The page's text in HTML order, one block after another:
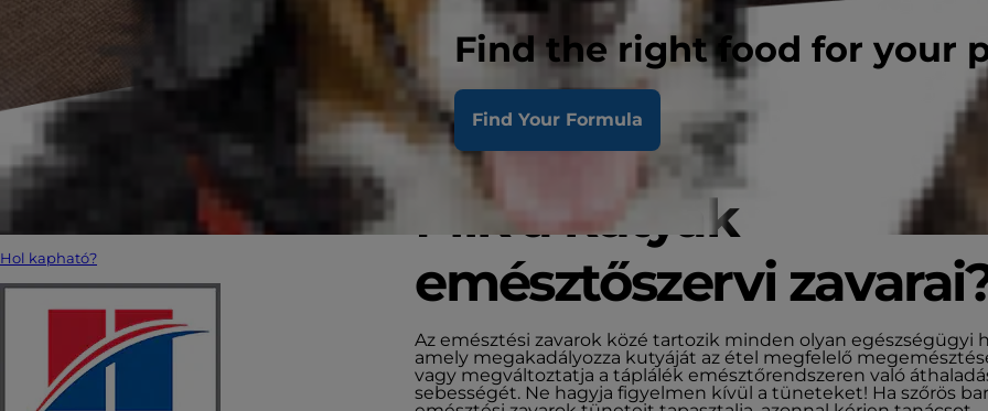
Find the right food for your
Find Your Formula
Hol kapható?
Mik a kutyák
emésztőszervi
Az emésztési zavarok közé tartozik minden olyan egészségügyi
amely megakadályozza kutyáját az étel megfelelő
vagy megváltoztatja a táplálék emésztőrendszeren való
sebességét. Ne hagyja figyelmen kívül a tüneteket! Ha szőrös